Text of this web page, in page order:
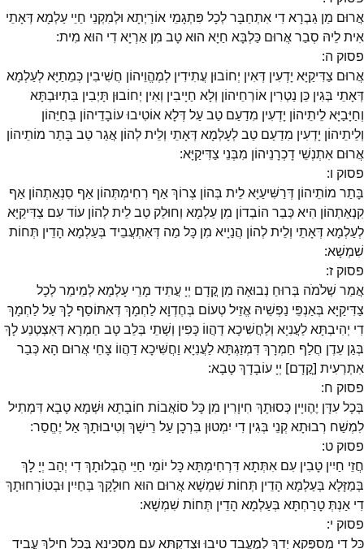
אֲרוּם מַן גַבְרָא דִי אִתְחַבָּר לְכָל פִּתְגָמֵי אוֹרַיְתָא וּלְמִקְנֵי חַיֵי עַלְמָא דְּאָתֵי
אִית לֵיהּ סְבַר אֲרוּם כַּלְבָּא חַיָא הוּא טָב מִן אַרְיָא דִי הוּא מִית:
פסוק ה:
אֲרוּם צַדִּיקַיָּא יָדְעִין דְּאִין יְחוֹבוּן עֲתִידִין לְמֶהֱוֵיהוֹן חֲשִׁיבִין כְּמֵתַיָּא לְעַלְמָא
דְּאָתֵי בְּגִין כֵּן נַטְרִין אוֹרְחֵיהוֹן וְלָא חַיָיבִין וְאִין יְחוֹבוּן תָּיְבִין בִּתְיוּבְתָּא
וְחַיָּבַיָּא לֵיתֵיהוֹן יָדְעִין מִדַעַם טַב עַל דְּלָא אוֹטִיבוּ עוֹבָדֵיהוֹן בְּחַיֵּהוֹן
וְלֵיתֵיהוֹן יָדְעִין מִדַעַם טַב לְעָלְמָא דְּאָתֵי וְלֵית לְהוֹן אֲגַר טַב בָּתַר מוֹתֵיהוֹן
אֲרוּם אִתְנְשֵׁי דָכְרָנֵיהוֹן מִבְּנֵי צַדִּיקַיָּא:
פסוק ו:
בָּתַר מוֹתֵיהוֹן דְּרַשִּׁיעַיָּא לֵית בְּהוֹן צְרוֹךְ אַף רְחִימְתְּהוֹן אַף סִנְאַתְהוֹן אַף
קִנְאַתְהוֹן הִיא כְּבַר הוֹבְדוֹן מִן עַלְמָא וְחוּלַק טַב לֵית לְהוֹן עוֹד עִם צַדִּיקַיָּא
לְעַלְמָא דְּאָתֵי וְלֵית לְהוֹן הֲנַיָיא מִן כָּל מַה דְּאִתְעֲבֵיד בְּעַלְמָא הָדֵין תְּחוֹת
שִׁמְשָׁא:
פסוק ז:
אֲמַר שְׁלֹמֹה בְּרוּחַ נְבוּאָה מִן קֳדָם יְיָ עֲתִיד מָרֵי עָלְמָא לְמֵימַר לְכָל
צַדִּיקַיָּא בְּאַנְפֵּי נַפְשֵׁיהּ אֱזֵיל טְעוֹם בְּחֶדְוָא לַחְמָךְ דְּאִתּוֹסַף לָךְ עַל לַחְמָךְ
דִי יְהִיבְתָּא לַעֲנִיָא וְלַחֲשִׁיכָא דַהֲווֹ כָּפִין וְשָׁתֵי בְּלֵב טָב חַמְרָא דְּאִצְטְנַע לָךְ
בְּגַן עֵדֶן חֲלַף חַמְרָךְ דִּמְזַגְתָּא לַעֲנִיָא וַחֲשִּׁיכָא דַהֲווֹ צָחֵי אֲרוּם הָא כְּבַר
אִתְרְעִית [קֳדָם] יְיָ עוֹבָדָךְ טָבָא:
פסוק ח:
בְּכָל עִדָּן יֶהֶויָין כְּסוּתָךְ חִיוָרִין מִן כָּל סוֹאֲבוֹת חוֹבָתָא וּשְׁמָא טָבָא דִּמְתִיל
לִמְשַׁח רְבוּתָא קְנֵי בְּגִין דִי יִמְטוּן בִּרְכָן עַל רֵישָׁךְ וְטִיבוּתָךְ אַל יֶחֱסַר:
פסוק ט:
חֲזֵי חַיִין טָבִין עִם אִתְּתָא דִּרְחִימְתָּא כָּל יוֹמֵי חַיֵּי הֶבְלוּתָךְ דִי יְהַב יְיָ לָךְ
בְּמַזָּלָא בְּעַלְמָא הָדֵין תְּחוֹת שִׁמְשָׁא אֲרוּם הוּא חוּלָקָךְ בְּחַיִין וּבְטוֹרְחוּתָךְ
דִי אַנְתְּ טָרַחְתָּא בְּעַלְמָא הָדֵין תְּחוֹת שִׁמְשָׁא:
פסוק י:
כָּל דִי מְסַפְּקָא יְדָךְ לְמֶעֱבַד טִיבוּ וּצְדַקְתָּא עִם מִסְכֵּינָא בְּכָל חֵילָךְ עֲבִיד